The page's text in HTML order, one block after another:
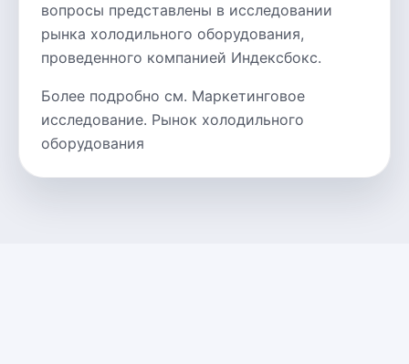
вопросы представлены в исследовании
рынка холодильного оборудования,
проведенного компанией Индексбокс.
Более подробно см. Маркетинговое
исследование. Рынок холодильного
оборудования